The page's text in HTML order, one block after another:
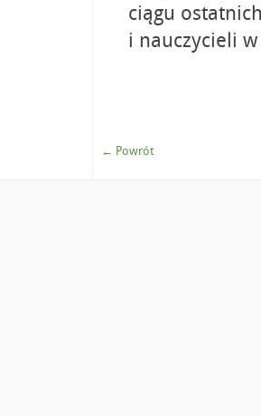
ciągu
i nauczycieli
← Powrót